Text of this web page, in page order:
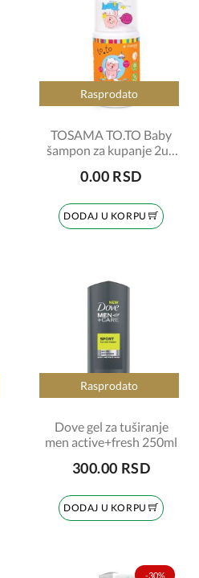
Rasprodato
TOSAMA TO.TO Baby
šampon za kupanje 2u1
0.00 RSD
DODAJ U KORPU
Rasprodato
Dove gel za tuširanje
men active+fresh 250ml
300.00 RSD
DODAJ U KORPU
-30%